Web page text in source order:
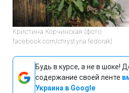
Кристина Корчинская (фото:
facebook.com/chrystyna.fedorak)
Будь в курсе, а не в шоке!
содержание своей ленте
Украина в Google